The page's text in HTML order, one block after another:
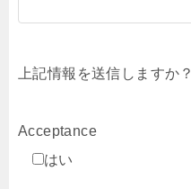
上記情報を送信しますか？
Acceptance
はい